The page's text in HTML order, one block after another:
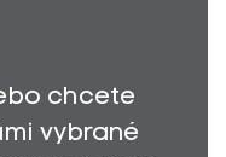
chcete
vybrané